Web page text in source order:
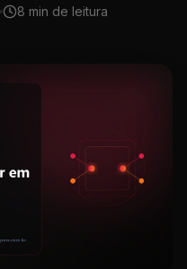
8 min de leitura